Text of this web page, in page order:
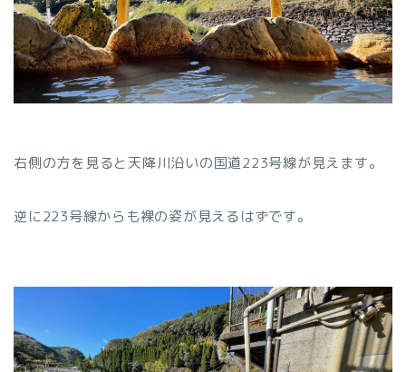
右側の方を見ると天降川沿いの国道223号線が見えます。
逆に223号線からも裸の姿が見えるはずです。